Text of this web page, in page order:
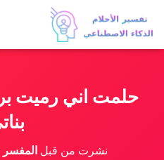
حلمت اني رميت
نشرت من قبل المفسر